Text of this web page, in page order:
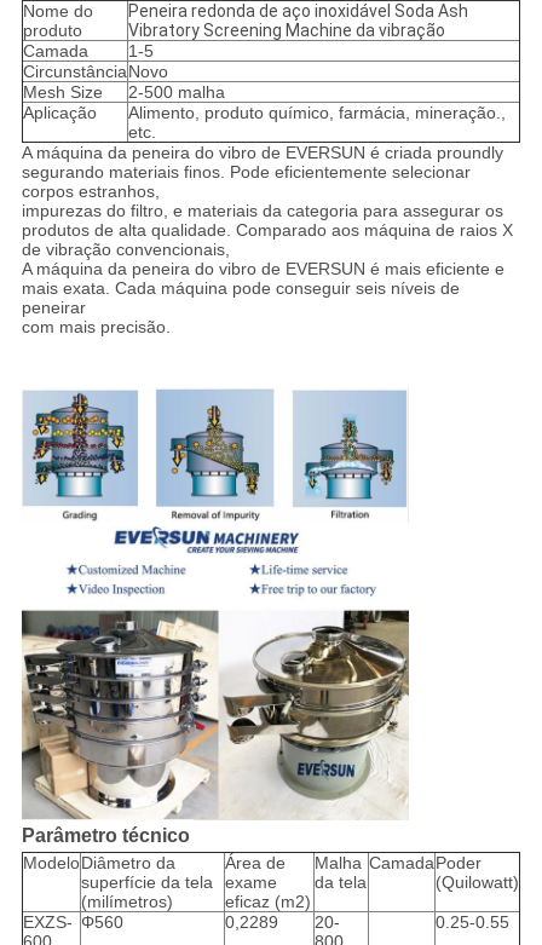
Nome do
produto
Peneira redonda de aço inoxidável Soda Ash
Vibratory Screening Machine da vibração
Camada
1-5
CircunstânciaNovo
Mesh Size
2-500 malha
Aplicação
Alimento, produto químico, farmácia, mineração.,
etc.
A máquina da peneira do vibro de EVERSUN é criada proundly
segurando materiais finos. Pode eficientemente selecionar
corpos estranhos,
impurezas do filtro, e materiais da categoria para assegurar os
produtos de alta qualidade. Comparado aos máquina de raios X
de vibração convencionais,
A máquina da peneira do vibro de EVERSUN é mais eficiente e
mais exata. Cada máquina pode conseguir seis níveis de
peneirar
com mais precisão.
Parâmetro técnico
ModeloDiâmetro da
superfície da tela
(milímetros)
Área de
exame
eficaz (m2)
Malha
da tela
CamadaPoder
(Quilowatt)
EXZS- Φ560 0,2289
20-
0.25-0.55